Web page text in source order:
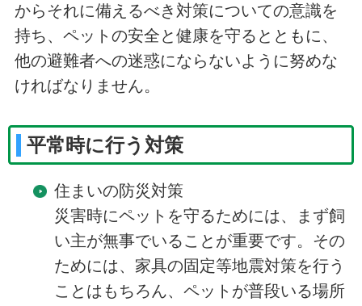
からそれに備えるべき対策についての意識を
持ち、ペットの安全と健康を守るとともに、
他の避難者への迷惑にならないように努めな
ければなりません。
平常時に行う対策
住まいの防災対策
災害時にペットを守るためには、まず飼
い主が無事でいることが重要です。その
ためには、家具の固定等地震対策を行う
ことはもちろん、ペットが普段いる場所